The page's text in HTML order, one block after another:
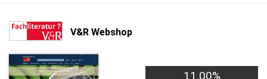
V&R Webshop
11,00%